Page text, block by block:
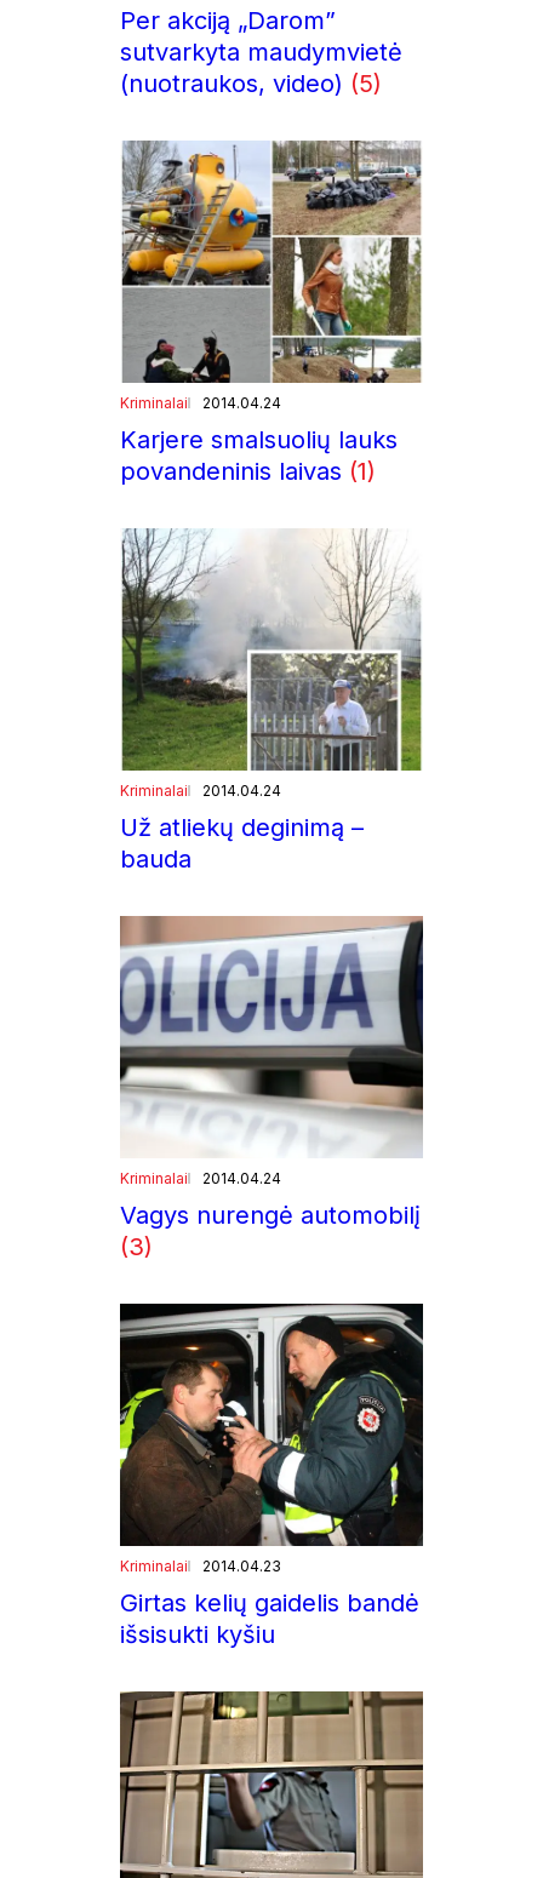
Per akciją „Darom”
sutvarkyta maudymvietė
(nuotraukos, video) (5)
Kriminalai 2014.04.24
Karjere smalsuolių lauks
povandeninis laivas (1)
Kriminalai 2014.04.24
Už atliekų deginimą –
bauda
Kriminalai 2014.04.24
Vagys nurengė automobilį
(3)
Kriminalai 2014.04.23
Girtas kelių gaidelis bandė
išsisukti kyšiu